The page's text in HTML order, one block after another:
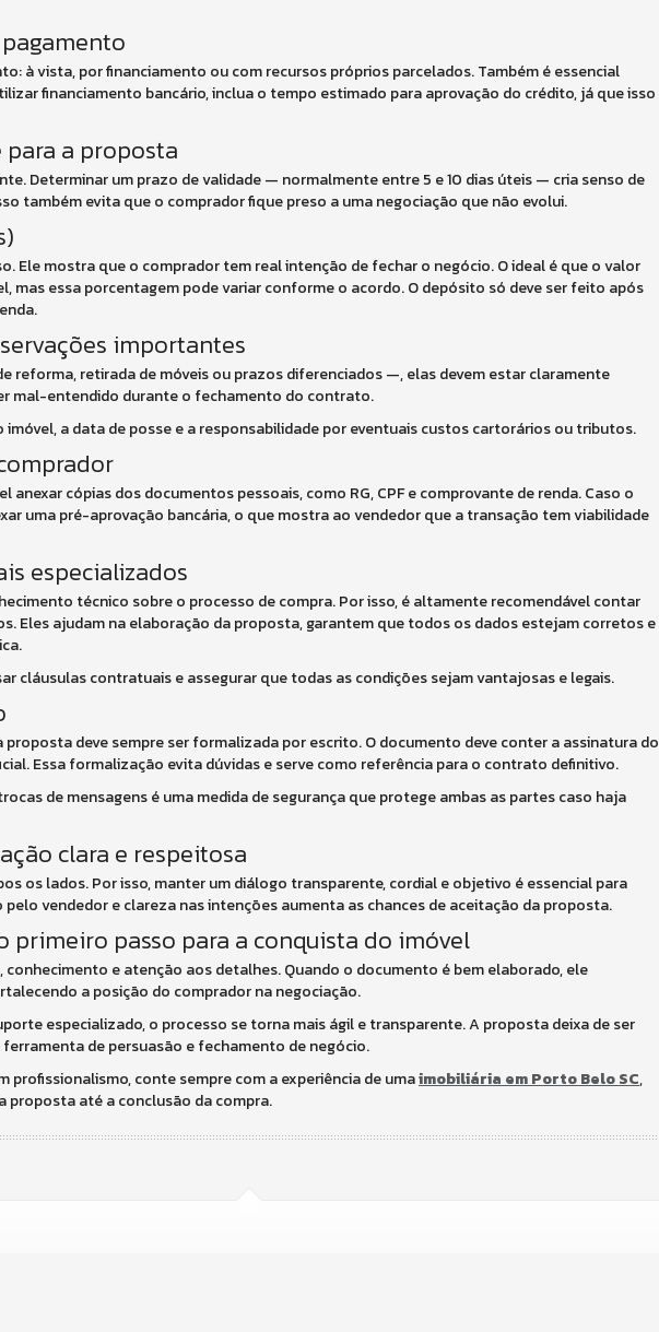
à vista, por financiamento ou com recursos próprios parcelados. Também é essencial
financiamento bancário, inclua o tempo estimado para aprovação do crédito, já que isso
para a proposta
Determinar um prazo de validade — normalmente entre 5 e 10 dias úteis — cria senso de
também evita que o comprador fique preso a uma negociação que não evolui.
Ele mostra que o comprador tem real intenção de fechar o negócio. O ideal é que o valor
mas essa porcentagem pode variar conforme o acordo. O depósito só deve ser feito após
importantes
reforma, retirada de móveis ou prazos diferenciados —, elas devem estar claramente
mal-entendido durante o fechamento do contrato.
a data de posse e a responsabilidade por eventuais custos cartorários ou tributos.
anexar cópias dos documentos pessoais, como RG, CPF e comprovante de renda. Caso o
uma pré-aprovação bancária, o que mostra ao vendedor que a transação tem viabilidade
especializados
técnico sobre o processo de compra. Por isso, é altamente recomendável contar
Eles ajudam na elaboração da proposta, garantem que todos os dados estejam corretos e
cláusulas contratuais e assegurar que todas as condições sejam vantajosas e legais.
deve sempre ser formalizada por escrito. O documento deve conter a assinatura do
Essa formalização evita dúvidas e serve como referência para o contrato definitivo.
de mensagens é uma medida de segurança que protege ambas as partes caso haja
clara e respeitosa
os lados. Por isso, manter um diálogo transparente, cordial e objetivo é essencial para
vendedor e clareza nas intenções aumenta as chances de aceitação da proposta.
primeiro passo para a conquista do imóvel
e atenção aos detalhes. Quando o documento é bem elaborado, ele
a posição do comprador na negociação.
especializado, o processo se torna mais ágil e transparente. A proposta deixa de ser
ferramenta de persuasão e fechamento de negócio.
profissionalismo, conte sempre com a experiência de umaimobiliária em Porto Belo SC,
proposta até a conclusão da compra.